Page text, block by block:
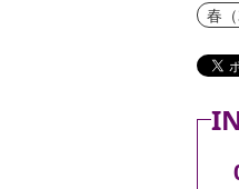
春（